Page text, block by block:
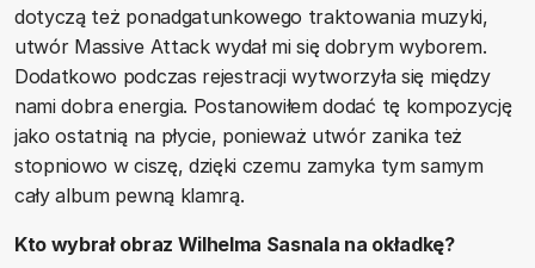
dotyczą też ponadgatunkowego traktowania muzyki,
utwór Massive Attack wydał mi się dobrym wyborem.
Dodatkowo podczas rejestracji wytworzyła się między
nami dobra energia. Postanowiłem dodać tę kompozycję
jako ostatnią na płycie, ponieważ utwór zanika też
stopniowo w ciszę, dzięki czemu zamyka tym samym
cały album pewną klamrą.
Kto wybrał obraz Wilhelma Sasnala na okładkę?